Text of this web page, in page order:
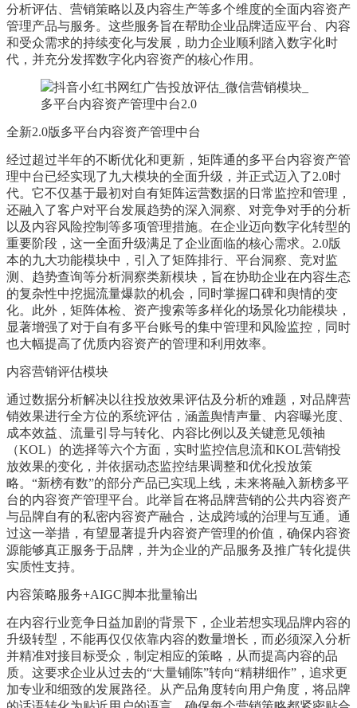
分析评估、营销策略以及内容生产等多个维度的全面内容资产
管理产品与服务。这些服务旨在帮助企业品牌适应平台、内容
和受众需求的持续变化与发展，助力企业顺利踏入数字化时
代，并充分发挥数字化内容资产的核心作用。
全新2.0版多平台内容资产管理中台
经过超过半年的不断优化和更新，矩阵通的多平台内容资产管
理中台已经实现了九大模块的全面升级，并正式迈入了2.0时
代。它不仅基于最初对自有矩阵运营数据的日常监控和管理，
还融入了客户对平台发展趋势的深入洞察、对竞争对手的分析
以及内容风险控制等多项管理措施。在企业迈向数字化转型的
重要阶段，这一全面升级满足了企业面临的核心需求。2.0版
本的九大功能模块中，引入了矩阵排行、平台洞察、竞对监
测、趋势查询等分析洞察类新模块，旨在协助企业在内容生态
的复杂性中挖掘流量爆款的机会，同时掌握口碑和舆情的变
化。此外，矩阵体检、资产搜索等多样化的场景化功能模块，
显著增强了对于自有多平台账号的集中管理和风险监控，同时
也大幅提高了优质内容资产的管理和利用效率。
内容营销评估模块
通过数据分析解决以往投放效果评估及分析的难题，对品牌营
销效果进行全方位的系统评估，涵盖舆情声量、内容曝光度、
成本效益、流量引导与转化、内容比例以及关键意见领袖
（KOL）的选择等六个方面，实时监控信息流和KOL营销投
放效果的变化，并依据动态监控结果调整和优化投放策
略。“新榜有数”的部分产品已实现上线，未来将融入新榜多平
台的内容资产管理平台。此举旨在将品牌营销的公共内容资产
与品牌自有的私密内容资产融合，达成跨域的治理与互通。通
过这一举措，有望显著提升内容资产管理的价值，确保内容资
源能够真正服务于品牌，并为企业的产品服务及推广转化提供
实质性支持。
内容策略服务+AIGC脚本批量输出
在内容行业竞争日益加剧的背景下，企业若想实现品牌内容的
升级转型，不能再仅仅依靠内容的数量增长，而必须深入分析
并精准对接目标受众，制定相应的策略，从而提高内容的品
质。这要求企业从过去的“大量铺陈”转向“精耕细作”，追求更
加专业和细致的发展路径。从产品角度转向用户角度，将品牌